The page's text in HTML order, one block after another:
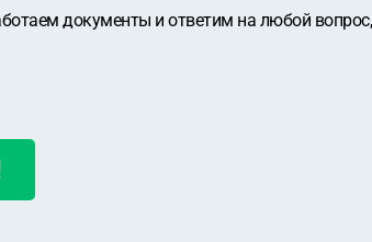
документы и ответим на любой вопрос,